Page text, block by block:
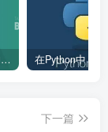
如何在网页底部添加版权信息？
下一篇